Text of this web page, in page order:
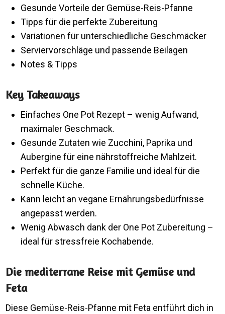
Gesunde Vorteile der Gemüse-Reis-Pfanne
Tipps für die perfekte Zubereitung
Variationen für unterschiedliche Geschmäcker
Serviervorschläge und passende Beilagen
Notes & Tipps
Key Takeaways
Einfaches One Pot Rezept – wenig Aufwand,
maximaler Geschmack.
Gesunde Zutaten wie Zucchini, Paprika und
Aubergine für eine nährstoffreiche Mahlzeit.
Perfekt für die ganze Familie und ideal für die
schnelle Küche.
Kann leicht an vegane Ernährungsbedürfnisse
angepasst werden.
Wenig Abwasch dank der One Pot Zubereitung –
ideal für stressfreie Kochabende.
Die mediterrane Reise mit Gemüse und
Feta
Diese Gemüse-Reis-Pfanne mit Feta entführt dich in